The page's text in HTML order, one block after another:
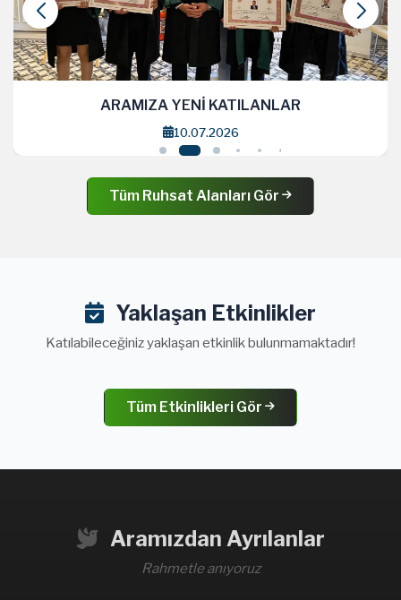
ARAMIZA YENİ KATILANLAR
10.07.2026
Tüm Ruhsat Alanları Gör
Yaklaşan Etkinlikler
Katılabileceğiniz yaklaşan etkinlik bulunmamaktadır!
Tüm Etkinlikleri Gör
Aramızdan Ayrılanlar
Rahmetle anıyoruz